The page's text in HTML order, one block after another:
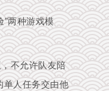
”两种游戏模
不允许队友陪
单人任务交由他